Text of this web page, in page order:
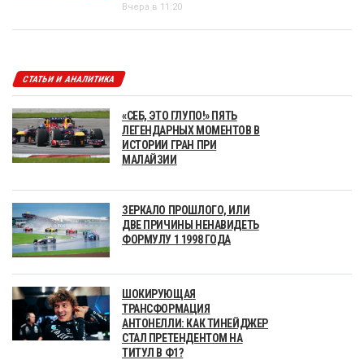
Вчера в 11:20
СТАТЬИ И АНАЛИТИКА
«СЕБ, ЭТО ГЛУПО!» ПЯТЬ
ЛЕГЕНДАРНЫХ МОМЕНТОВ В
ИСТОРИИ ГРАН ПРИ
МАЛАЙЗИИ
ЗЕРКАЛО ПРОШЛОГО, ИЛИ
ДВЕ ПРИЧИНЫ НЕНАВИДЕТЬ
ФОРМУЛУ 1 1998 ГОДА
ШОКИРУЮЩАЯ
ТРАНСФОРМАЦИЯ
АНТОНЕЛЛИ: КАК ТИНЕЙДЖЕР
СТАЛ ПРЕТЕНДЕНТОМ НА
ТИТУЛ В Ф1?